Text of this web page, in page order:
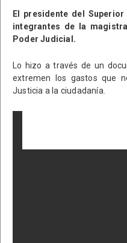
El presidente del
integrantes de la
Poder Judicial.
Lo hizo a través de un
extremen los gastos que
Justicia a la ciudadanía.